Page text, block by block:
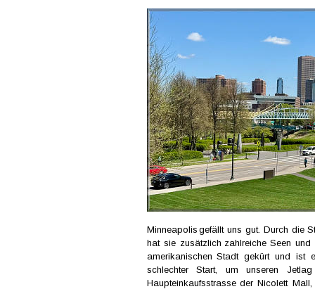
Minneapolis gefällt uns gut. Durch die
hat sie zusätzlich zahlreiche Seen
amerikanischen Stadt gekürt und ist
schlechter Start, um unseren
Haupteinkaufsstrasse der Nicolett